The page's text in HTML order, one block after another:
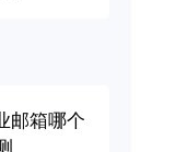
邮箱哪个